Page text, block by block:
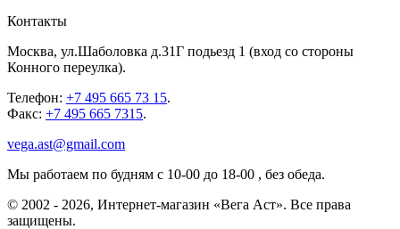
Контакты
Москва, ул.Шаболовка д.31Г подьезд 1 (вход со стороны
Конного переулка).
Телефон: +7 495 665 73 15.
Факс: +7 495 665 7315.
vega.ast@gmail.com
Мы работаем по будням с 10-00 до 18-00 , без обеда.
© 2002 - 2026, Интернет-магазин «Вега Аст». Все права
защищены.